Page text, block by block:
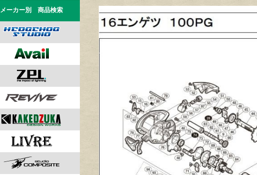
メーカー別 商品検索